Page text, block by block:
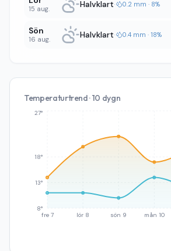
15 aug. Halvklart· 0.2 mm · 8%
Sön
16 aug. Halvklart· 0.4 mm · 18%
Temperaturtrend · 10 dygn
fre 7 lör 8 sön 9 mån 10
8°
13°
18°
27°